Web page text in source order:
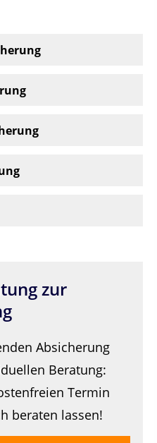
zur
Absicherung
Beratung:
Termin
beraten lassen!